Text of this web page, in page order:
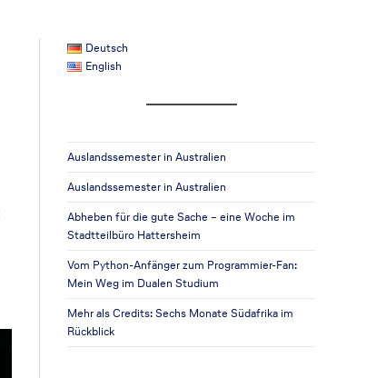
Deutsch
English
Auslandssemester in Australien
Auslandssemester in Australien
Abheben für die gute Sache – eine Woche im
Stadtteilbüro Hattersheim
Vom Python-Anfänger zum Programmier-Fan:
Mein Weg im Dualen Studium
Mehr als Credits: Sechs Monate Südafrika im
Rückblick